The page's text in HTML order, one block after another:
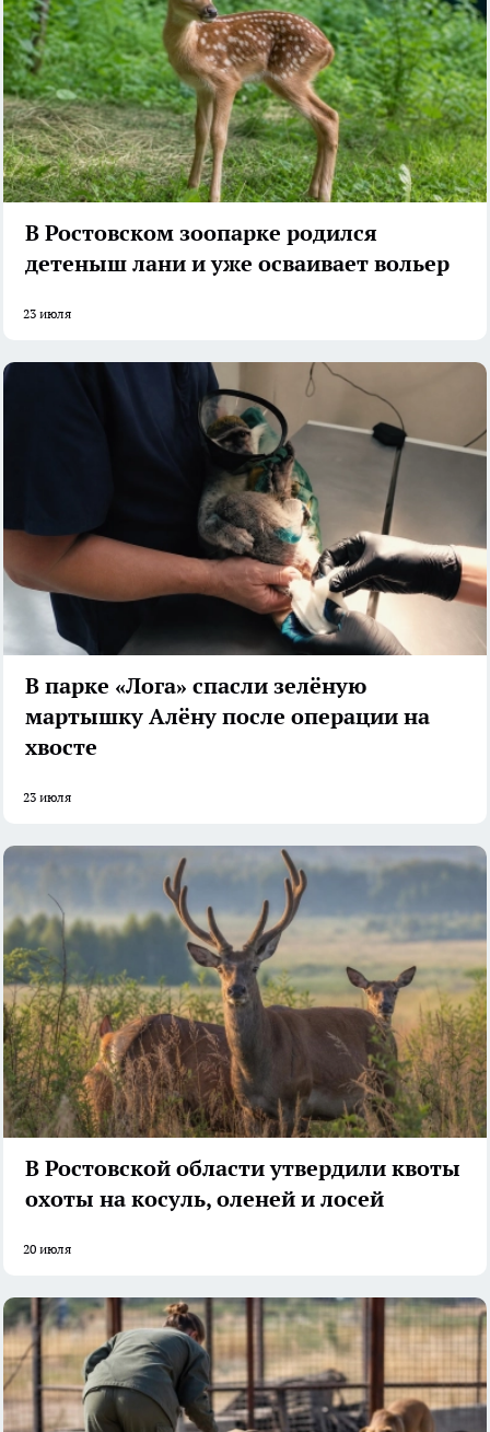
В Ростовском зоопарке родился
детеныш лани и уже осваивает вольер
23 июля
В парке «Лога» спасли зелёную
мартышку Алёну после операции на
хвосте
23 июля
В Ростовской области утвердили квоты
охоты на косуль, оленей и лосей
20 июля